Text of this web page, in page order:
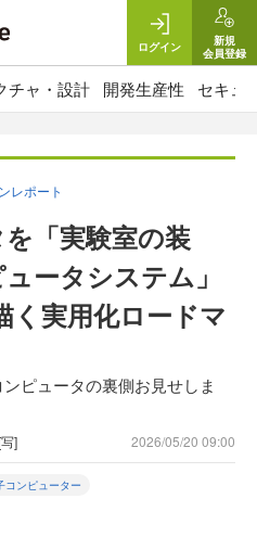
ログイン
新規
会員登録
チャ・設計 開発生産性 セキュ
レポート
「実験室の装
ータシステム」
実用化ロードマ
ピュータの裏側お見せしま
] 2026/05/20 09:00
コンピューター